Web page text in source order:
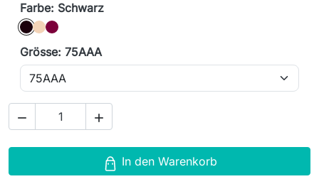
Farbe: Schwarz
Schwarz
caffè latte
bordeaux
Grösse: 75AAA
 
In den Warenkorb